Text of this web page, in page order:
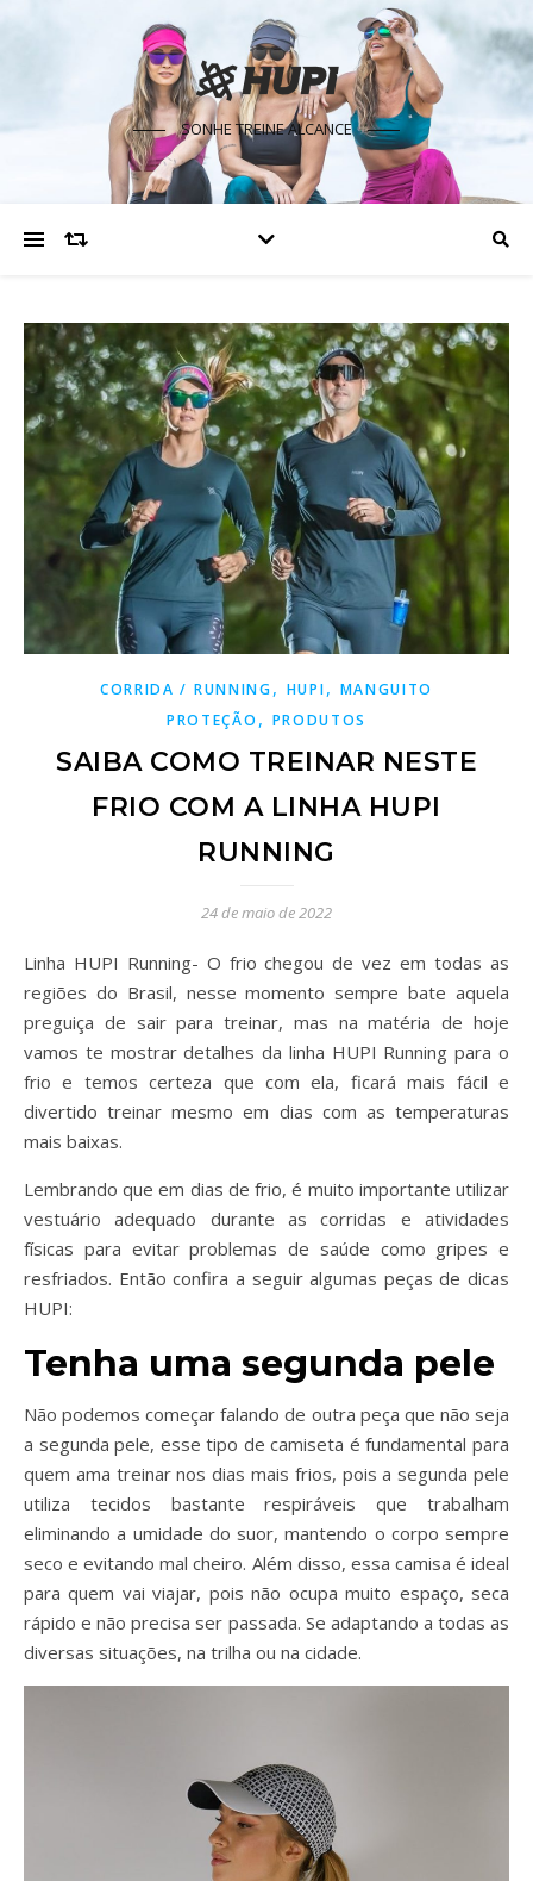
SONHE TREINE ALCANCE
CORRIDA / RUNNING, HUPI, MANGUITO
PROTEÇÃO , PRODUTOS
SAIBA COMO TREINAR NESTE
FRIO COM A LINHA HUPI
RUNNING
24 de maio de 2022
Linha HUPI Running- O frio chegou de vez em todas as
regiões do Brasil, nesse momento sempre bate aquela
preguiça de sair para treinar, mas na matéria de hoje
vamos te mostrar detalhes da linha HUPI Running para o
frio e temos certeza que com ela, ficará mais fácil e
divertido treinar mesmo em dias com as temperaturas
mais baixas.
Lembrando que em dias de frio, é muito importante utilizar
vestuário adequado durante as corridas e atividades
físicas para evitar problemas de saúde como gripes e
resfriados. Então confira a seguir algumas peças de dicas
HUPI:
Tenha uma segunda pele
Não podemos começar falando de outra peça que não seja
a segunda pele, esse tipo de camiseta é fundamental para
quem ama treinar nos dias mais frios, pois a segunda pele
utiliza tecidos bastante respiráveis que trabalham
eliminando a umidade do suor, mantendo o corpo sempre
seco e evitando mal cheiro. Além disso, essa camisa é ideal
para quem vai viajar, pois não ocupa muito espaço, seca
rápido e não precisa ser passada. Se adaptando a todas as
diversas situações, na trilha ou na cidade.